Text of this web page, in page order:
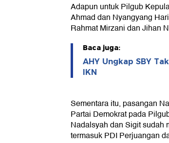
Adapun untuk Pilgub
Ahmad dan Nyangyang
Rahmat Mirzani dan Jihan
Baca juga:
AHY Ungkap SBY
IKN
Sementara itu, pasangan
Partai Demokrat pada
Nadalsyah dan Sigit sudah
termasuk PDI Perjuangan